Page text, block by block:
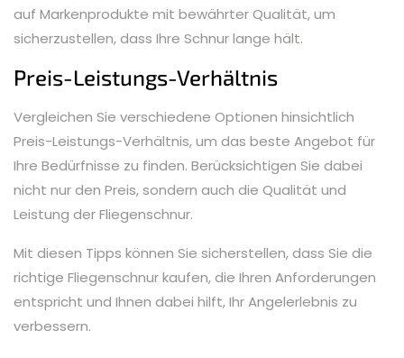
auf Markenprodukte mit bewährter Qualität, um
sicherzustellen, dass Ihre Schnur lange hält.
Preis-Leistungs-Verhältnis
Vergleichen Sie verschiedene Optionen hinsichtlich
Preis-Leistungs-Verhältnis, um das beste Angebot für
Ihre Bedürfnisse zu finden. Berücksichtigen Sie dabei
nicht nur den Preis, sondern auch die Qualität und
Leistung der Fliegenschnur.
Mit diesen Tipps können Sie sicherstellen, dass Sie die
richtige Fliegenschnur kaufen, die Ihren Anforderungen
entspricht und Ihnen dabei hilft, Ihr Angelerlebnis zu
verbessern.